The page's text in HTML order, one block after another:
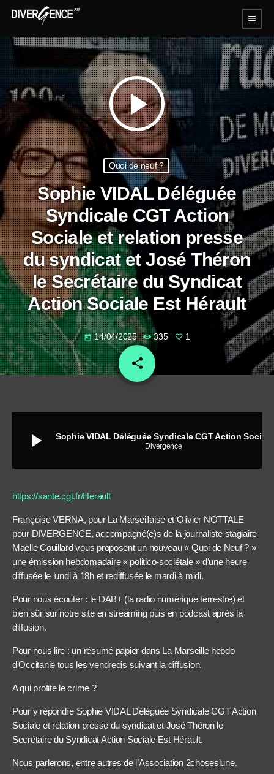
menu
play_arrow
Quoi de neuf ?
Sophie VIDAL Déléguée
Syndicale CGT Action
Sociale et relation presse
du syndicat et José Théron
le Secrétaire du Syndicat
Action Sociale Est Hérault
today 14/04/2025 335 1
share
email
play_arrow Divergence
https://sante.cgt.fr/Herault
Françoise VERNA, pour La Marseillaise et Olivier NOTTALE
pour DIVERGENCE, accompagné(e)s de la journaliste stagiaire
Maëlle Couillard vous proposent un nouveau « Quoi de Neuf ? »
une émission hebdomadaire « politico-sociétale » d’une heure
diffusée le lundi à 18h et rediffusée le mardi à midi.
Pour nous écouter : le DAB+ (la radio numérique terrestre) et
bien sûr sur notre site en streaming puis en podcast après la
diffusion.
Pour nous lire : un résumé papier dans La Marseille hebdo
d’Occitanie tous les vendredis suivant la diffusion.
A qui profite le crime ?
Pour y répondre Sophie VIDAL Déléguée Syndicale CGT Action
Sociale et relation presse du syndicat et José Théron le
Secrétaire du Syndicat Action Sociale Est Hérault.
Nous parlerons, entre autres de l’Association 2choseslune.